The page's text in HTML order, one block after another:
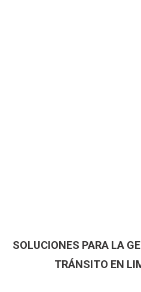
SOLUCIONES PARA LA
TRÁNSITO EN